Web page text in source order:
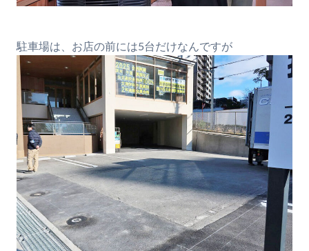
駐車場は、お店の前には5台だけなんですが